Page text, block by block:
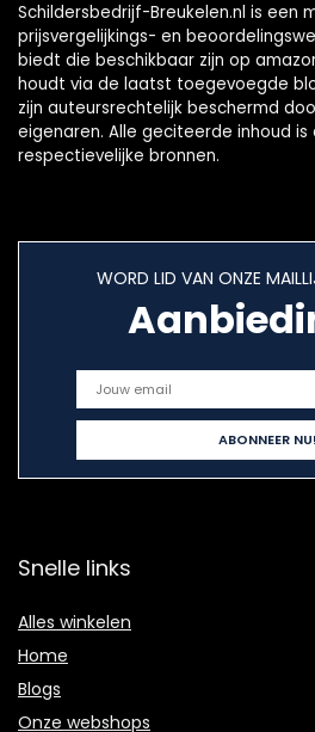
Schildersbedrijf-Breukelen.nl is een
prijsvergelijkings- en
biedt die beschikbaar zijn op
houdt via de laatst toegevoegde
zijn auteursrechtelijk beschermd
eigenaren. Alle geciteerde inhoud is
respectievelijke bronnen.
WORD LID VAN ONZE
Snelle links
Alles winkelen
Home
Blogs
Onze webshops